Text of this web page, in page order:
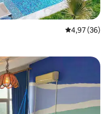
4,97 de uma
4,97 (36)